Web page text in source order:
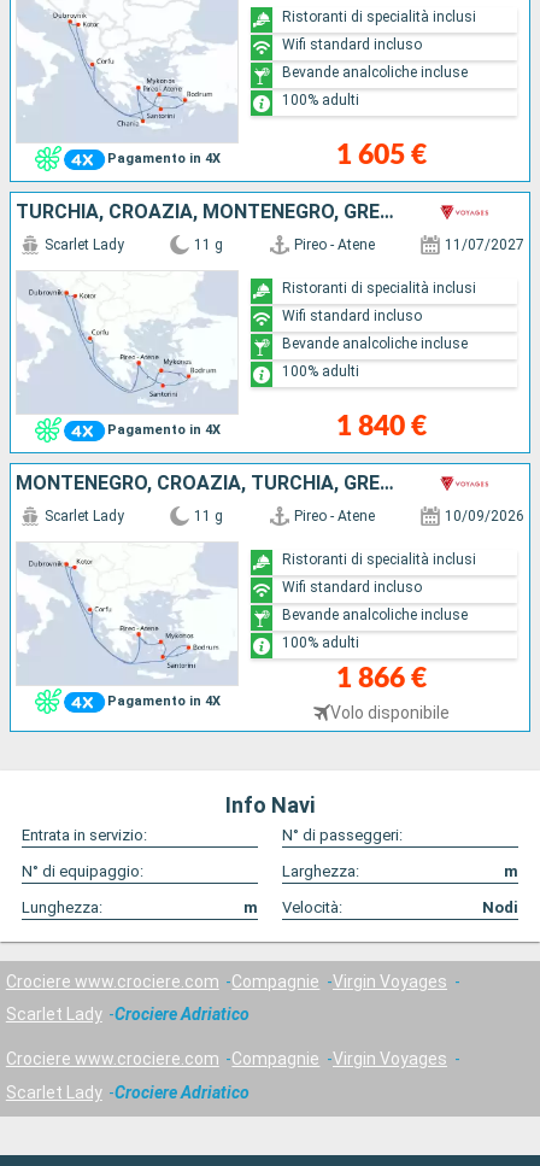
Pagamento in 4X 1 605 €
Ristoranti di specialità inclusi
Wifi standard incluso
Bevande analcoliche incluse
100% adulti
TURCHIA, CROAZIA, MONTENEGRO, GRECIA
Pagamento in 4X
Scarlet Lady 11 g Pireo - Atene 11/07/2027
1 840 €
Ristoranti di specialità inclusi
Wifi standard incluso
Bevande analcoliche incluse
100% adulti
MONTENEGRO, CROAZIA, TURCHIA, GRECIA
Pagamento in 4X
Scarlet Lady 11 g Pireo - Atene 10/09/2026
1 866 €
Volo disponibile
Ristoranti di specialità inclusi
Wifi standard incluso
Bevande analcoliche incluse
100% adulti
Info Navi
Entrata in servizio:
N° di passeggeri:
N° di equipaggio:
Larghezza:
m
Lunghezza:
m Velocità: Nodi
Crociere www.crociere.com Compagnie
Virgin Voyages
Scarlet Lady
Crociere Adriatico
Crociere www.crociere.com Compagnie
Virgin Voyages
Scarlet Lady
Crociere Adriatico